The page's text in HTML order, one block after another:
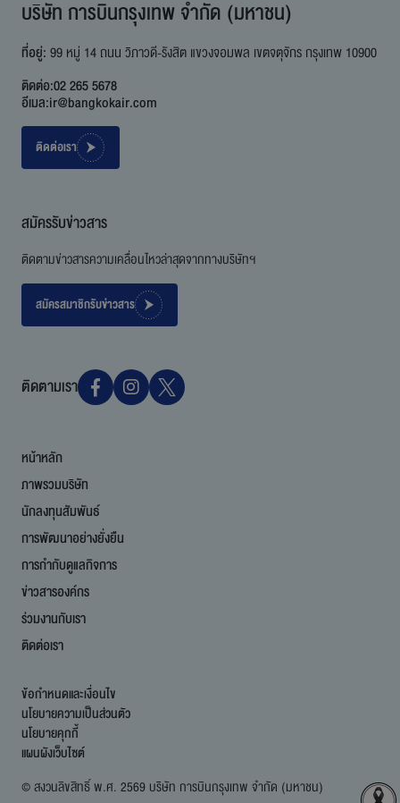
บริษัท การบินกรุงเทพ จำกัด (มหาชน)
ที่อยู่:99 หมู่ 14 ถนน วิภาวดี-รังสิต แขวงจอมพล เขตจตุจักร กรุงเทพ 10900
ติดต่อ:02 265 5678
อีเมล:ir@bangkokair.com
ติดต่อเรา
สมัครรับข่าวสาร
ติดตามข่าวสารความเคลื่อนไหวล่าสุดจากทางบริษัทฯ
สมัครสมาชิกรับข่าวสาร
ติดตามเรา
หน้าหลัก
ภาพรวมบริษัท
นักลงทุนสัมพันธ์
การพัฒนาอย่างยั่งยืน
การกำกับดูแลกิจการ
ข่าวสารองค์กร
ร่วมงานกับเรา
ติดต่อเรา
ข้อกำหนดและเงื่อนไข
นโยบายความเป็นส่วนตัว
นโยบายคุกกี้
แผนผังเว็บไซต์
© สงวนลิขสิทธิ์ พ.ศ. 2569 บริษัท การบินกรุงเทพ จำกัด (มหาชน)